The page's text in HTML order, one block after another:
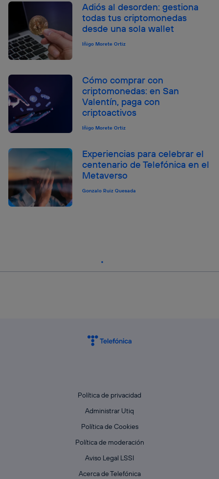
Adiós al desorden: gestiona
todas tus criptomonedas
desde una sola wallet
Iñigo Morete Ortiz
Cómo comprar con
criptomonedas: en San
Valentín, paga con
criptoactivos
Iñigo Morete Ortiz
Experiencias para celebrar el
centenario de Telefónica en el
Metaverso
Gonzalo Ruiz Quesada
Política de privacidad
Administrar Utiq
Política de Cookies
Política de moderación
Aviso Legal LSSI
Acerca de Telefónica